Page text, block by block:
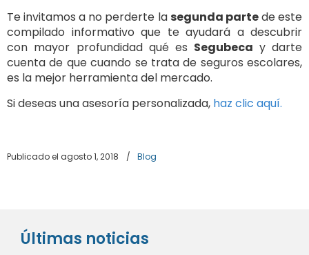
Te invitamos a no perderte la segunda partede este
compilado informativo que te ayudará a descubrir
con mayor profundidad qué es Segubeca y darte
cuenta de que cuando se trata de seguros escolares,
es la mejor herramienta del mercado.
Si deseas una asesoría personalizada, haz clic aquí.
Publicado el agosto 1, 2018 / Blog
Últimas noticias